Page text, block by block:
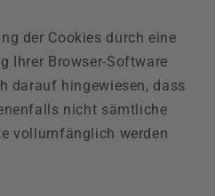
der Cookies durch eine
Ihrer Browser-Software
darauf hingewiesen, dass
nicht sämtliche
vollumfänglich werden